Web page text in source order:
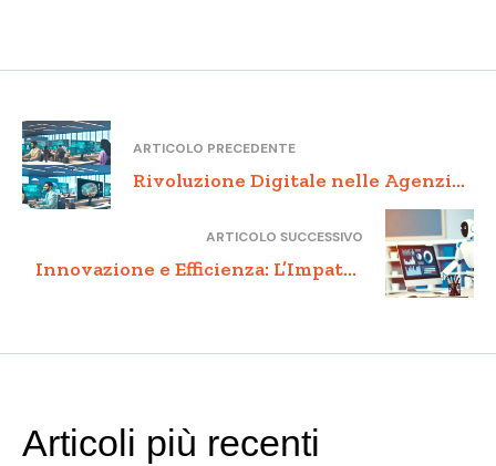
ARTICOLO PRECEDENTE
Rivoluzione Digitale nelle Agenzie
Tecnologicamente Avanzato
ARTICOLO SUCCESSIVO
Innovazione e Efficienza: L’Impatto
Articoli più recenti